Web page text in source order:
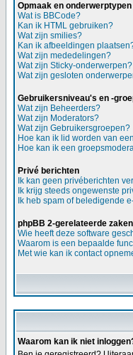
Opmaak en onderwerptypen
Wat is BBCode?
Kan ik HTML gebruiken?
Wat zijn smilies?
Kan ik afbeeldingen
Wat zijn mededelingen?
Wat zijn Sticky-onderwerpen?
Wat zijn gesloten
Gebruikersniveau's en -
Wat zijn Beheerders?
Wat zijn Moderators?
Wat zijn Gebruikersgroepen?
Hoe kan ik lid worden van
Hoe kan ik een
Privé berichten
Ik kan geen privéberichten
Ik krijg steeds ongewenste
Ik heb spam of beledigende
phpBB 2-gerelateerde zaken
Wie heeft deze software
Waarom is een bepaalde
Met wie kan ik contact
Waarom kan ik niet